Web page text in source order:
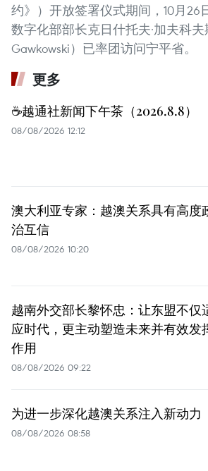
约》）开放签署仪式期间，10月26
数字化部部长克日什托夫·加夫科夫
Gawkowski）已率团访问宁平省。
更多
☕️越通社新闻下午茶（2026.8.8）
08/08/2026 12:12
澳大利亚专家：越澳关系具有高度
治互信
08/08/2026 10:20
越南外交部长黎怀忠：让东盟不仅
应时代，更主动塑造未来并有效发
作用
08/08/2026 09:22
为进一步深化越澳关系注入新动力
08/08/2026 08:58